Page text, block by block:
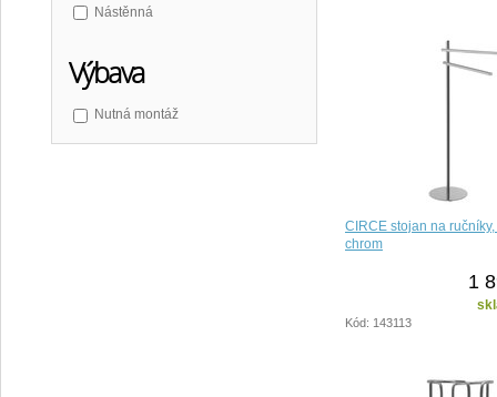
Nástěnná
Výbava
Nutná montáž
CIRCE stojan na
chrom
1
Kód: 143113